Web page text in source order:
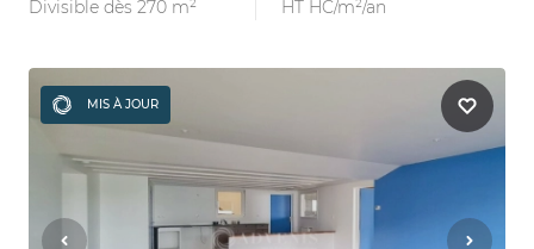
Divisible dès 270 m² HT HC/m²/an
MIS À JOUR